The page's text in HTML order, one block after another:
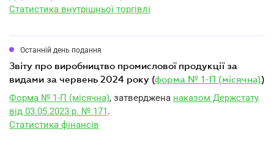
Статистика внутрішньої торгівлі
Останній день подання
звіту про виробництво промислової продукції за
видами за червень 2024 року (форма № 1-П (місячна))
Форма № 1-П (місячна), затверджена наказом Держстату
від 03.05.2023 р. № 171.
Статистика фінансів